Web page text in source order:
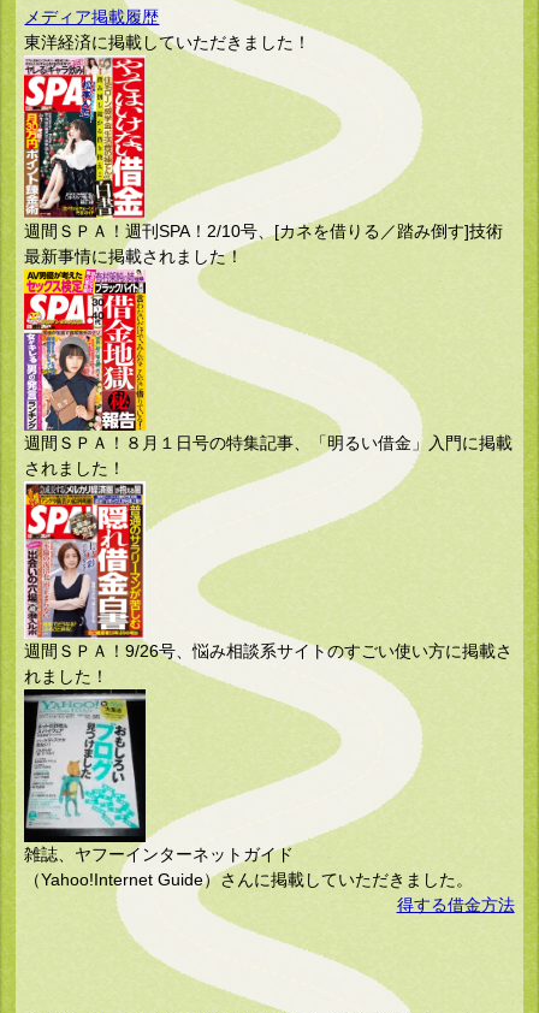
メディア掲載履歴
東洋経済に掲載していただきました！
週間ＳＰＡ！週刊SPA！2/10号、[カネを借りる／踏み倒す]技術
最新事情に掲載されました！
週間ＳＰＡ！８月１日号の特集記事、「明るい借金」入門に掲載
されました！
週間ＳＰＡ！9/26号、悩み相談系サイトのすごい使い方に掲載さ
れました！
雑誌、ヤフーインターネットガイド
（Yahoo!Internet Guide）さんに掲載していただきました。
得する借金方法